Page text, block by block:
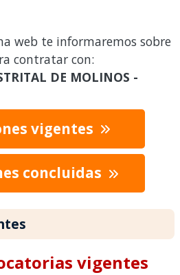
web te informaremos sobre
contratar con:
DE MOLINOS -
vigentes
concluidas
vigentes